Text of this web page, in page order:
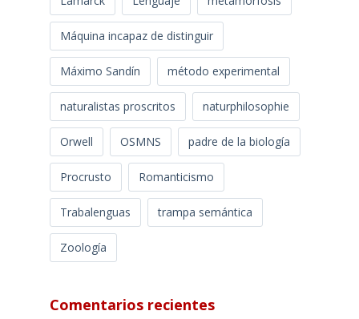
Máquina incapaz de distinguir
Máximo Sandín método experimental
naturalistas proscritos naturphilosophie
Orwell OSMNS padre de la biología
Procrusto Romanticismo
Trabalenguas trampa semántica
Zoología
Comentarios recientes